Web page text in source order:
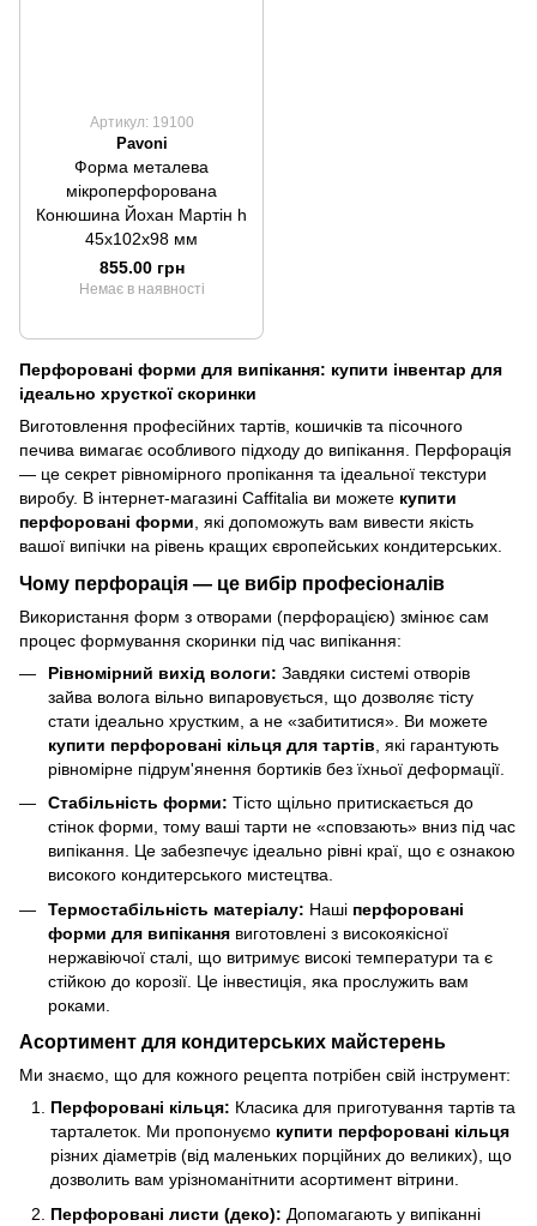
Артикул: 19100
Pavoni
Форма металева
мікроперфорована
Конюшина Йохан Мартін h
45x102x98 мм
855.00 грн
Немає в наявності
Перфоровані форми для випікання: купити інвентар для
ідеально хрусткої скоринки
Виготовлення професійних тартів, кошичків та пісочного
печива вимагає особливого підходу до випікання. Перфорація
— це секрет рівномірного пропікання та ідеальної текстури
виробу. В інтернет-магазині Caffitalia ви можете купити
перфоровані форми , які допоможуть вам вивести якість
вашої випічки на рівень кращих європейських кондитерських.
Чому перфорація — це вибір професіоналів
Використання форм з отворами (перфорацією) змінює сам
процес формування скоринки під час випікання:
Рівномірний вихід вологи: Завдяки системі отворів
зайва волога вільно випаровується, що дозволяє тісту
стати ідеально хрустким, а не «забититися». Ви можете
купити перфоровані кільця для тартів , які гарантують
рівномірне підрум'янення бортиків без їхньої деформації.
Стабільність форми: Тісто щільно притискається до
стінок форми, тому ваші тарти не «сповзають» вниз під час
випікання. Це забезпечує ідеально рівні краї, що є ознакою
високого кондитерського мистецтва.
Термостабільність матеріалу: Наші перфоровані
форми для випікання виготовлені з високоякісної
нержавіючої сталі, що витримує високі температури та є
стійкою до корозії. Це інвестиція, яка прослужить вам
роками.
Асортимент для кондитерських майстерень
Ми знаємо, що для кожного рецепта потрібен свій інструмент:
Перфоровані кільця: Класика для приготування тартів та
тарталеток. Ми пропонуємо купити перфоровані кільця
різних діаметрів (від маленьких порційних до великих), що
дозволить вам урізноманітнити асортимент вітрини.
Перфоровані листи (деко): Допомагають у випіканні